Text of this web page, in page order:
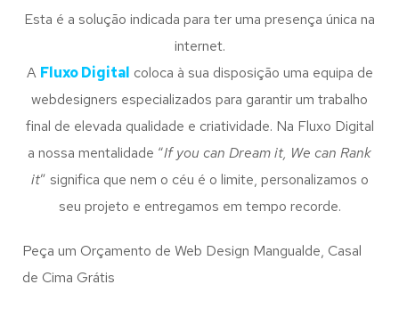
Esta é a solução indicada para ter uma presença única na
internet.
A Fluxo Digital coloca à sua disposição uma equipa de
webdesigners especializados para garantir um trabalho
final de elevada qualidade e criatividade. Na Fluxo Digital
a nossa mentalidade “If you can Dream it, We can Rank
it” significa que nem o céu é o limite, personalizamos o
seu projeto e entregamos em tempo recorde.
Peça um Orçamento de Web Design Mangualde, Casal
de Cima Grátis